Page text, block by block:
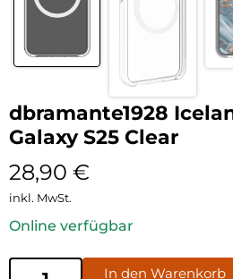
dbramante1928
Galaxy S25 Clear
28,90 €
inkl. MwSt.
Online verfügbar
In den Warenkorb